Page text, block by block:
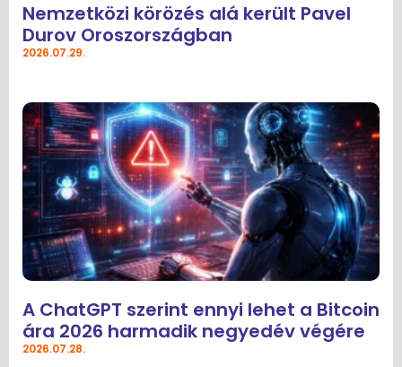
Nemzetközi körözés alá került Pavel
Durov Oroszországban
2026.07.29.
A ChatGPT szerint ennyi lehet a Bitcoin
ára 2026 harmadik negyedév végére
2026.07.28.